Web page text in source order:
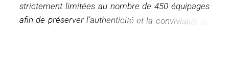
strictement limitées au nombre de 450 équipages
afin de préserver l’authenticité et la convivialité